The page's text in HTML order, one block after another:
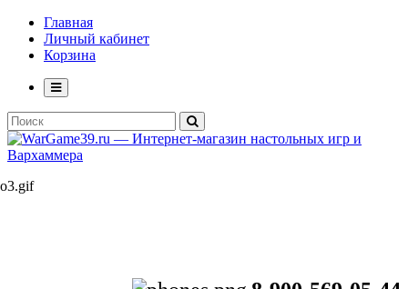
Главная
Личный кабинет
Корзина